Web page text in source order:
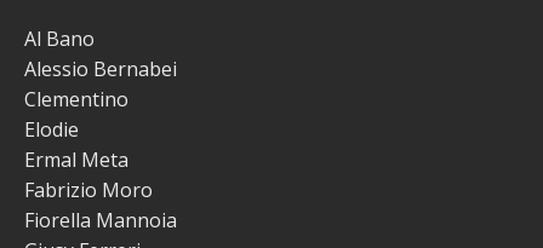
Al Bano
Alessio Bernabei
Clementino
Elodie
Ermal Meta
Fabrizio Moro
Fiorella Mannoia